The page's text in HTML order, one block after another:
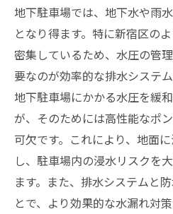
地下駐車場では、地下水や雨
となり得ます。特に新宿区の
密集しているため、水圧の管
要なのが効率的な排水システ
地下駐車場にかかる水圧を緩
が、そのためには高性能なポ
可欠です。これにより、地面
し、駐車場内の浸水リスクを
ます。また、排水システムと
とで、より効果的な水漏れ対